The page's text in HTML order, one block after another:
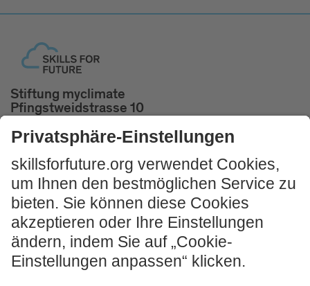
Stiftung myclimate
Pfingstweidstrasse 10
8005 Zürich, Schweiz
Tel. +41 44 500 43 50
skillsforfuture@myclimate.org
Kostenlosen
Impulsworkshop buchen!
JETZT MITMACHEN